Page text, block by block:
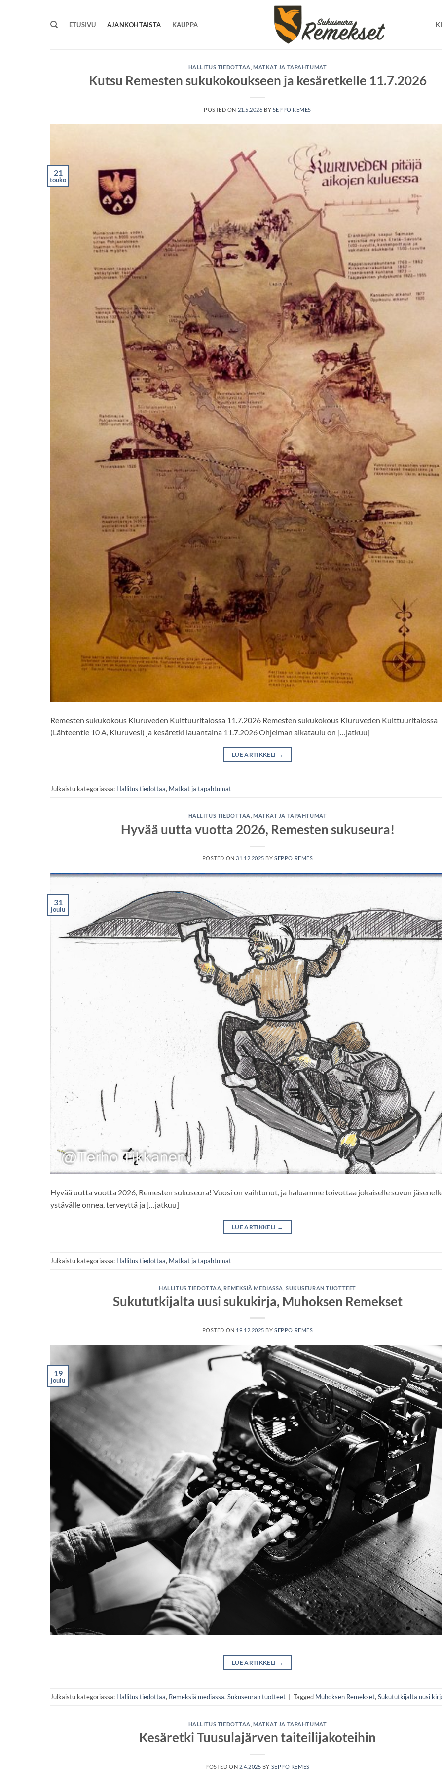
ETUSIVU AJANKOHTAISTA KAUPPA
HALLITUS TIEDOTTAA MATKAT JA TAPAHTUMAT
Kutsu Remesten sukukokoukseen ja kesäretkelle 11.7.2026
POSTED ON 21.5.2026 BY SEPPO REMES
21
touko
Remesten sukukokous Kiuruveden Kulttuuritalossa 11.7.2026 Remesten sukukokous Kiuruveden Kulttuuritalossa
(Lähteentie 10 A, Kiuruvesi) ja kesäretki lauantaina 11.7.2026 Ohjelman aikataulu on […jatkuu]
LUE ARTIKKELI →
Julkaistu kategoriassa: Hallitus tiedottaa, Matkat ja tapahtumat
HALLITUS TIEDOTTAA MATKAT JA TAPAHTUMAT
Hyvää uutta vuotta 2026, Remesten sukuseura!
POSTED ON31.12.2025 BYSEPPO REMES
31
joulu
Hyvää uutta vuotta 2026, Remesten sukuseura! Vuosi on vaihtunut, ja haluamme toivottaa jokaiselle suvun
ystävälle onnea, terveyttä ja […jatkuu]
LUE ARTIKKELI →
Julkaistu kategoriassa: Hallitus tiedottaa, Matkat ja tapahtumat
HALLITUS TIEDOTTAA REMEKSIÄ MEDIASSA ,SUKUSEURAN TUOTTEET
Sukututkijalta uusi sukukirja, Muhoksen Remekset
POSTED ON 19.12.2025 BYSEPPO REMES
19
joulu
LUE ARTIKKELI →
Julkaistu kategoriassa: Hallitus tiedottaa, Remeksiä mediassa, Sukuseuran tuotteet | Tagged Muhoksen Remekset, Sukututkijalta uusi
HALLITUS TIEDOTTAA MATKAT JA TAPAHTUMAT
Kesäretki Tuusulajärven taiteilijakoteihin
POSTED ON 2.4.2025 BY SEPPO REMES